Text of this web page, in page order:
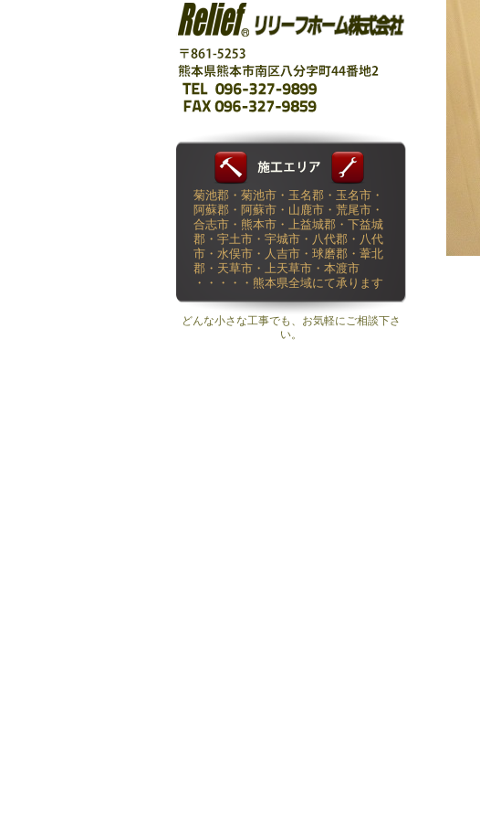
菊池郡・菊池市・玉名郡・玉名市・
阿蘇郡・阿蘇市・山鹿市・荒尾市・
合志市・熊本市・上益城郡・下益城
郡・宇土市・宇城市・八代郡・八代
市・水俣市・人吉市・球磨郡・葦北
郡・天草市・上天草市・本渡市
・・・・・熊本県全域にて承ります
どんな小さな工事でも、お気軽にご相談下さ
い。